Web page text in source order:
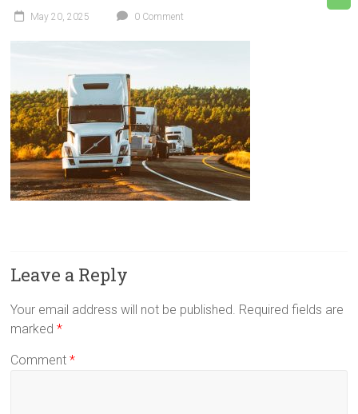
May 20, 2025 0 Comment
Leave a Reply
Your email address will not be published. Required fields are
marked*
Comment*